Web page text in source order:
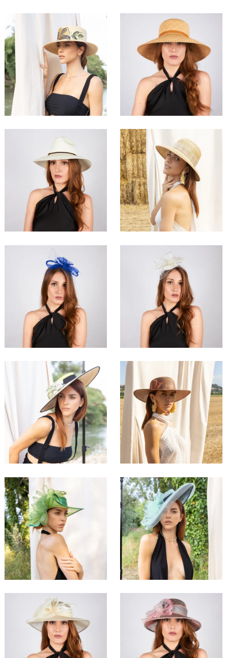
Ocelìa
135,00 €
Lianèlla
165,00 €
Jungàlia
155,00 €
Panthìra
95,00 €
Tigrèna
60,00 €
Rugiàna
80,00 €
Ventàlia
160,00 €
Lunària
165,00 €
Silvèna
156,00 €
Valmìra
180,00 €